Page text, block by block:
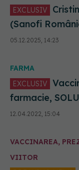
EXCLUSIV
(Sanofi
"Imunizarea
Greșeala
rezistenței
05.12.2025, 14:23
FARMA
EXCLUSIV
farmacie,
pacienți. Pricop:
de 10 ori mai
familie
12.04.2022, 15:04
VACCINAREA,
VIITOR